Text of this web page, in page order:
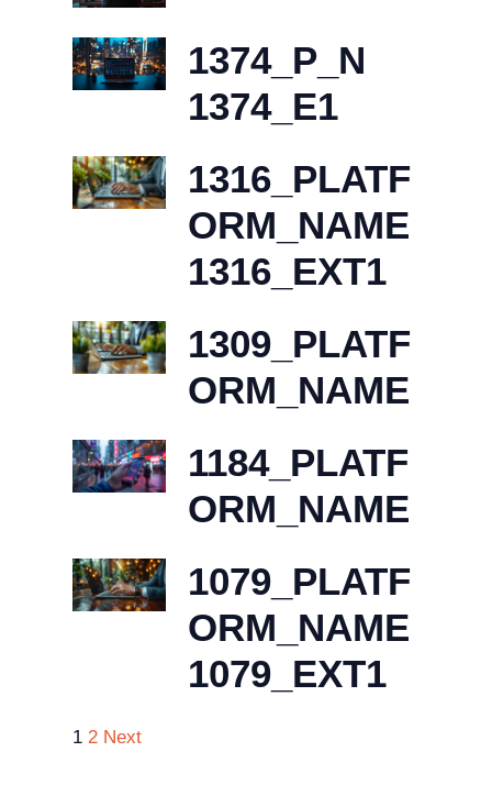
1374_P_N
1374_E1
1316_PLATF
ORM_NAME
1316_EXT1
1309_PLATF
ORM_NAME
1184_PLATF
ORM_NAME
1079_PLATF
ORM_NAME
1079_EXT1
1 2 Next